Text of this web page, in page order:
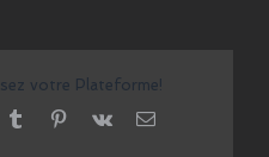
votre Plateforme!
tumblr pinterest
vk Email